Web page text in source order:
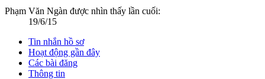
Phạm Văn Ngàn được nhìn thấy lần cuối:
19/6/15
Tin nhắn hồ sơ
Hoạt động gần đây
Các bài đăng
Thông tin